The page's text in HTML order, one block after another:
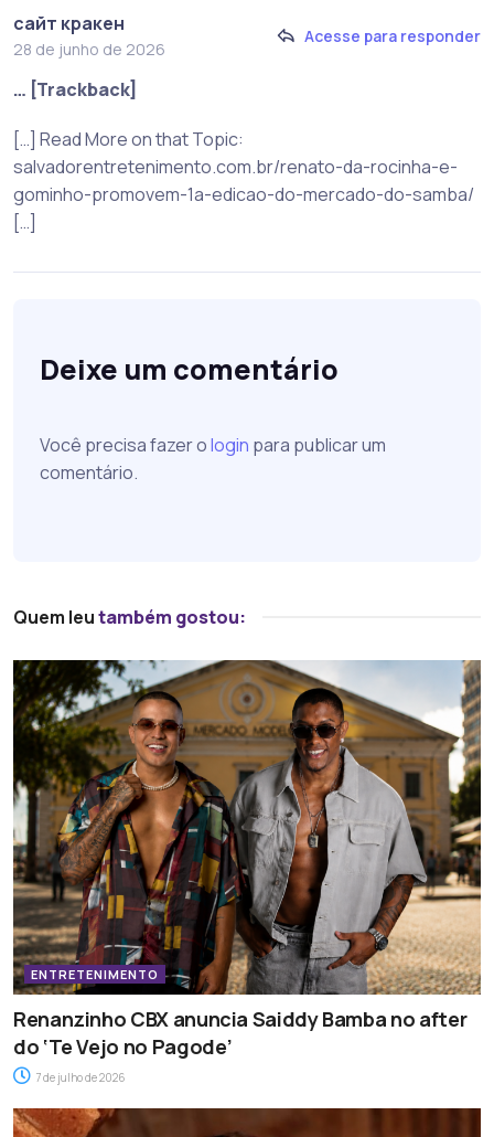
сайт кракен
28 de junho de 2026
Acesse para responder
… [Trackback]
[…] Read More on that Topic:
salvadorentretenimento.com.br/renato-da-rocinha-e-
gominho-promovem-1a-edicao-do-mercado-do-samba/
[…]
Deixe um comentário
Você precisa fazer ologin para publicar um
comentário.
Quem leutambém gostou:
ENTRETENIMENTO
Renanzinho CBX anuncia Saiddy Bamba no after
do ‘Te Vejo no Pagode’
7 de julho de 2026